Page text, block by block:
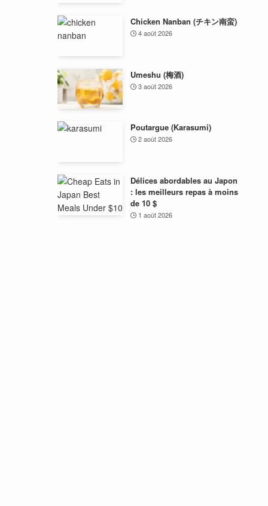
Chicken Nanban (チキン南蛮)
4 août 2026
Umeshu (梅酒)
3 août 2026
Poutargue (Karasumi)
2 août 2026
Délices abordables au Japon
: les meilleurs repas à moins
de 10 $
1 août 2026